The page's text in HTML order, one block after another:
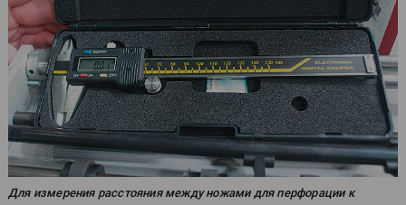
Для измерения расстояния между ножами для перфорации к